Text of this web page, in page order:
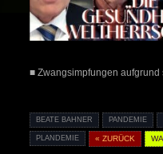
■ Zwangsimpfungen
BEATE BAHNER PANDEMIE
PLANDEMIE « ZURÜCK